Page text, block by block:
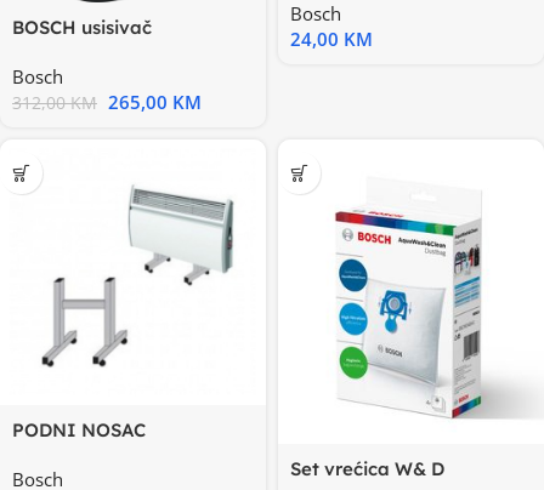
BOSCH usisivač
Bosch
312,00KM 265,00 KM
filtrira
Bosch
24,00 KM
PODNI NOSAC
Bosch
Set vrećica W& D